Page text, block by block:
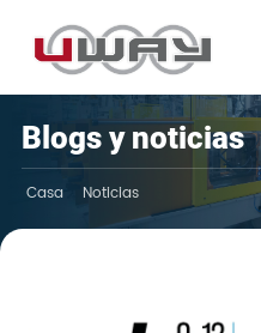
Blogs y noticias
Casa Noticias